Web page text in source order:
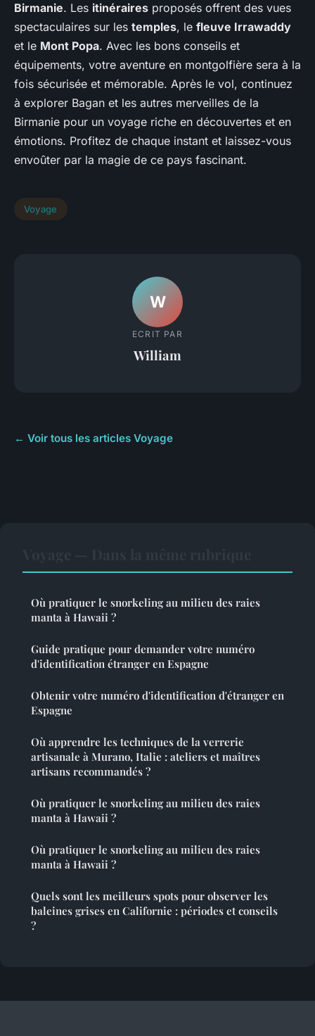
Birmanie. Les itinéraires proposés offrent des vues
spectaculaires sur les temples, le fleuve Irrawaddy
et le Mont Popa. Avec les bons conseils et
équipements, votre aventure en montgolfière sera à la
fois sécurisée et mémorable. Après le vol, continuez
à explorer Bagan et les autres merveilles de la
Birmanie pour un voyage riche en découvertes et en
émotions. Profitez de chaque instant et laissez-vous
envoûter par la magie de ce pays fascinant.
Voyage
W
ECRIT PAR
William
← Voir tous les articles Voyage
Où pratiquer le snorkeling au milieu des raies
manta à Hawaii ?
Guide pratique pour demander votre numéro
d'identification étranger en Espagne
Obtenir votre numéro d'identification d'étranger en
Espagne
Où apprendre les techniques de la verrerie
artisanale à Murano, Italie : ateliers et maîtres
artisans recommandés ?
Où pratiquer le snorkeling au milieu des raies
manta à Hawaii ?
Où pratiquer le snorkeling au milieu des raies
manta à Hawaii ?
Quels sont les meilleurs spots pour observer les
baleines grises en Californie : périodes et conseils
?